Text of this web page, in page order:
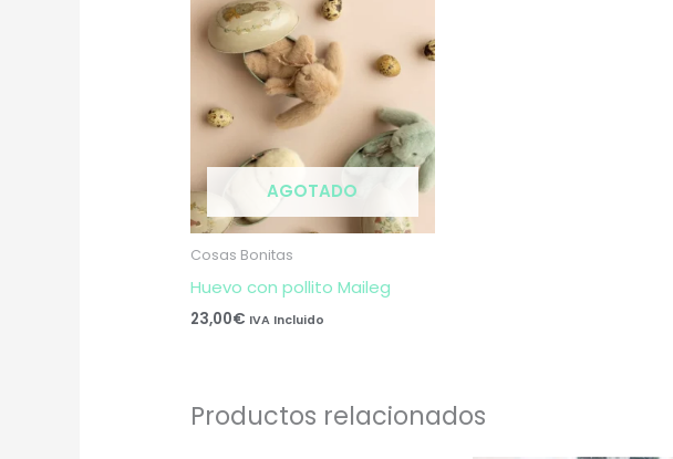
AGOTADO
Cosas Bonitas
Huevo con pollito Maileg
23,00€ IVA Incluido
Productos relacionados